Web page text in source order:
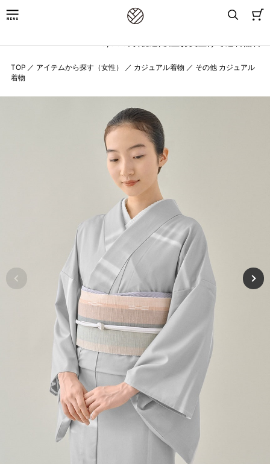
TOP ／ アイテムから探す（女性） ／ カジュアル着物 ／ その他 カジュアル
着物